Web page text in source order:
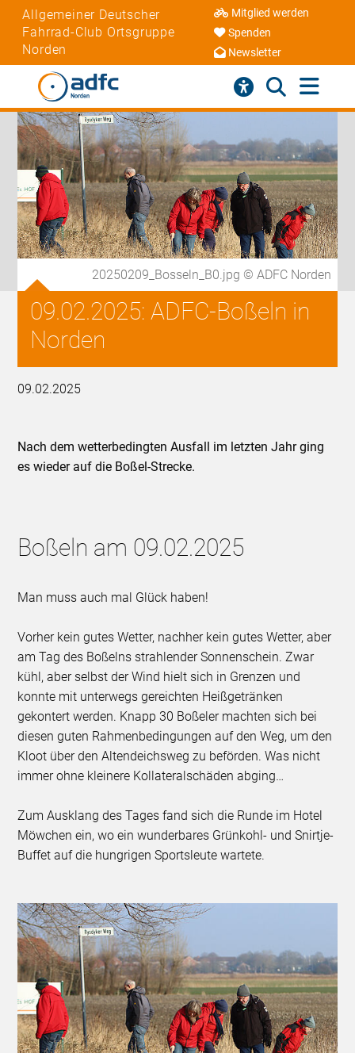
Allgemeiner Deutscher
Fahrrad-Club Ortsgruppe
Norden
Mitglied werden
Spenden
Newsletter
20250209_Bosseln_B0.jpg © ADFC Norden
09.02.2025: ADFC-Boßeln in
Norden
09.02.2025
Nach dem wetterbedingten Ausfall im letzten Jahr ging
es wieder auf die Boßel-Strecke.
Boßeln am 09.02.2025
Man muss auch mal Glück haben!
Vorher kein gutes Wetter, nachher kein gutes Wetter, aber
am Tag des Boßelns strahlender Sonnenschein. Zwar
kühl, aber selbst der Wind hielt sich in Grenzen und
konnte mit unterwegs gereichten Heißgetränken
gekontert werden. Knapp 30 Boßeler machten sich bei
diesen guten Rahmenbedingungen auf den Weg, um den
Kloot über den Altendeichsweg zu beförden. Was nicht
immer ohne kleinere Kollateralschäden abging…
Zum Ausklang des Tages fand sich die Runde im Hotel
Möwchen ein, wo ein wunderbares Grünkohl- und Snirtje-
Buffet auf die hungrigen Sportsleute wartete.